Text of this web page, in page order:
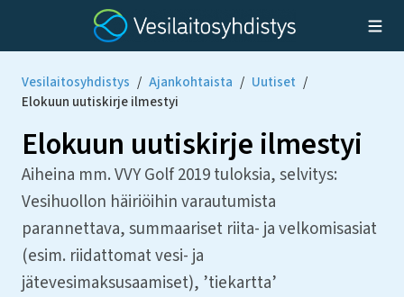
Vesilaitosyhdistys / Ajankohtaista / Uutiset /
Elokuun uutiskirje ilmestyi
Elokuun uutiskirje ilmestyi
Aiheina mm. VVY Golf 2019 tuloksia, selvitys:
Vesihuollon häiriöihin varautumista
parannettava, summaariset riita- ja velkomisasiat
(esim. riidattomat vesi- ja
jätevesimaksusaamiset), ’tiekartta’